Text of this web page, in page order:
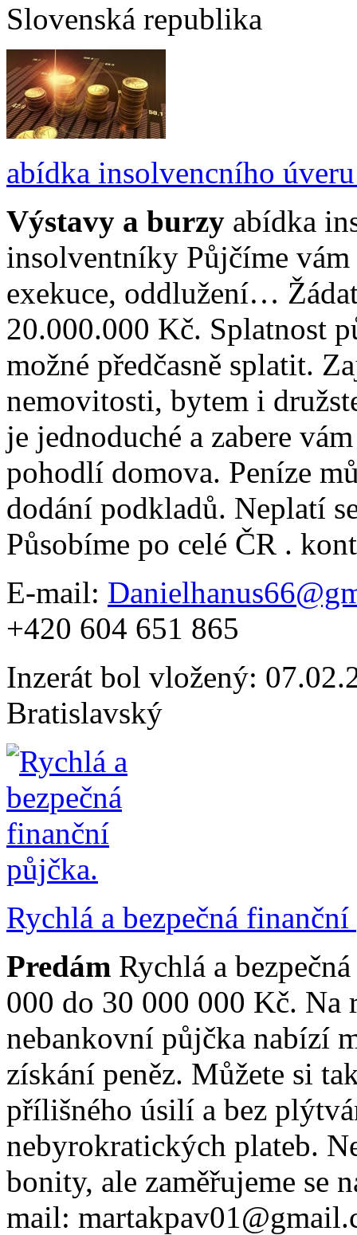
Slovenská republika
abídka insolvencního
Výstavy a burzy abídka
insolventníky Půjčíme
exekuce, oddlužení…
20.000.000 Kč. Splatnost
možné předčasně splatit.
nemovitosti, bytem i
je jednoduché a zabere
pohodlí domova. Peníze
dodání podkladů. Neplatí
Působíme po celé ČR .
E-mail:
+420 604 651 865
Inzerát bol vložený:
Bratislavský
Rychlá a bezpečná
Predám Rychlá a
000 do 30 000 000 Kč.
nebankovní půjčka nabízí
získání peněz. Můžete si
přílišného úsilí a bez
nebyrokratických plateb.
bonity, ale zaměřujeme se
mail: